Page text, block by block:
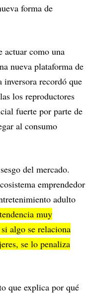
forma de
actuar como una
nueva plataforma de
recordó que
los reproductores
fuerte por parte de
al consumo
del mercado.
emprendedor
adulto
muy
algo se relaciona
se lo penaliza
que explica por qué